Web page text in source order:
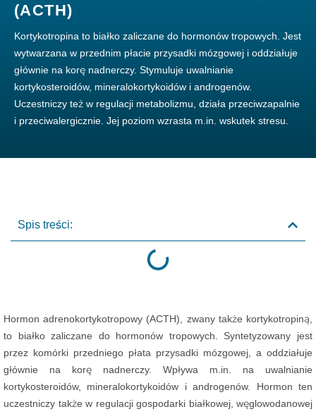
(ACTH)
Kortykotropina to białko zaliczane do hormonów tropowych. Jest
wytwarzana w przednim płacie przysadki mózgowej i oddziałuje
głównie na korę nadnerczy. Stymuluje uwalnianie
kortykosteroidów, mineralokortykoidów i androgenów.
Uczestniczy też w regulacji metabolizmu, działa przeciwzapalnie
i przeciwalergicznie. Jej poziom wzrasta m.in. wskutek stresu.
Spis treści:
Hormon adrenokortykotropowy (ACTH), zwany także kortykotropiną,
to białko zaliczane do hormonów tropowych. Syntetyzowany jest
przez komórki przedniego płata przysadki mózgowej, a oddziałuje
głównie na korę nadnerczy. Wpływa m.in. na uwalnianie
kortykosteroidów, mineralokortykoidów i androgenów. Hormon ten
uczestniczy także w regulacji gospodarki białkowej, węglowodanowej